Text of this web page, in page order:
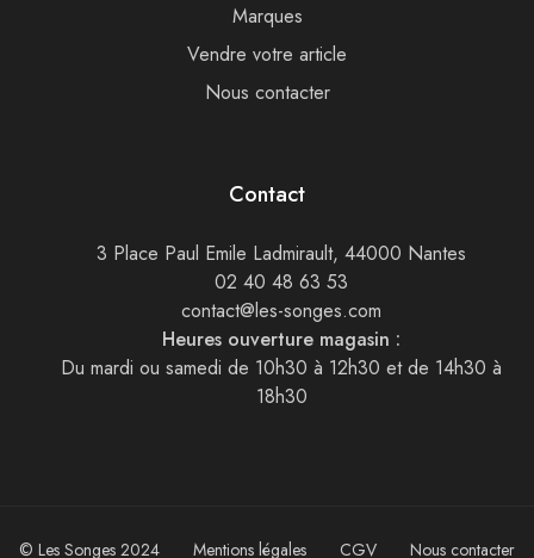
Marques
Vendre votre article
Nous contacter
Contact
3 Place Paul Emile Ladmirault, 44000 Nantes
02 40 48 63 53
contact@les-songes.com
Heures ouverture magasin :
Du mardi ou samedi de 10h30 à 12h30 et de 14h30 à
18h30
© Les Songes 2024 Mentions légales CGV Nous contacter